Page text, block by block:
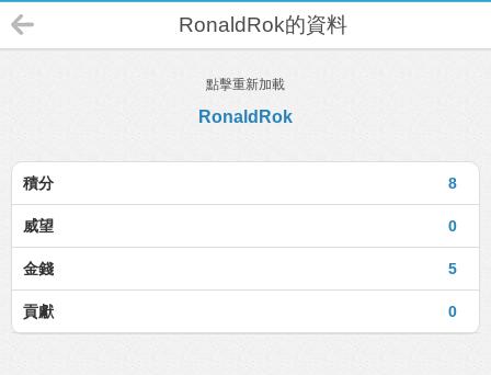
RonaldRok的資料
點擊重新加載
RonaldRok
8
積分
0
威望
5
金錢
0
貢獻